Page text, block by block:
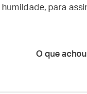
humildade, para
O que